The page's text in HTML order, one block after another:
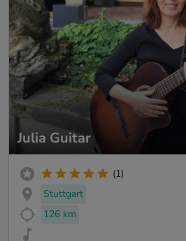
Julia Guitar
(1)
Stuttgart
126 km